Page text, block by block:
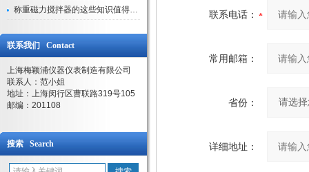
称重磁力搅拌器的这些知识值得我们学习
联系我们 Contact
上海梅颖浦仪器仪表制造有限公司
联系人：范小姐
地址：上海闵行区曹联路319号105
邮编：201108
搜索 Search
联系电话：
常用邮箱：
省份：
详细地址：